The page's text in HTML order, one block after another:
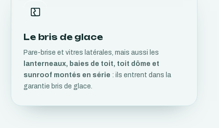
Le bris de glace
Pare-brise et vitres latérales, mais aussi les
lanterneaux, baies de toit, toit dôme et
sunroof montés en série : ils entrent dans la
garantie bris de glace.